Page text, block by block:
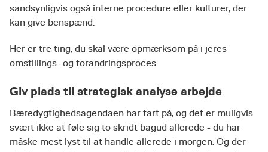
sandsynligvis også interne procedure eller kulturer, der
kan give benspænd.
Her er tre ting, du skal være opmærksom på i jeres
omstillings- og forandringsproces:
Giv plads til strategisk analyse arbejde
Bæredygtighedsagendaen har fart på, og det er muligvis
svært ikke at føle sig to skridt bagud allerede - du har
måske mest lyst til at handle allerede i morgen. Og der